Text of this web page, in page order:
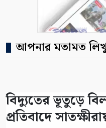
আপনার মতামত
বিদ্যুতের ভূতুড়ে
প্রতিবাদে